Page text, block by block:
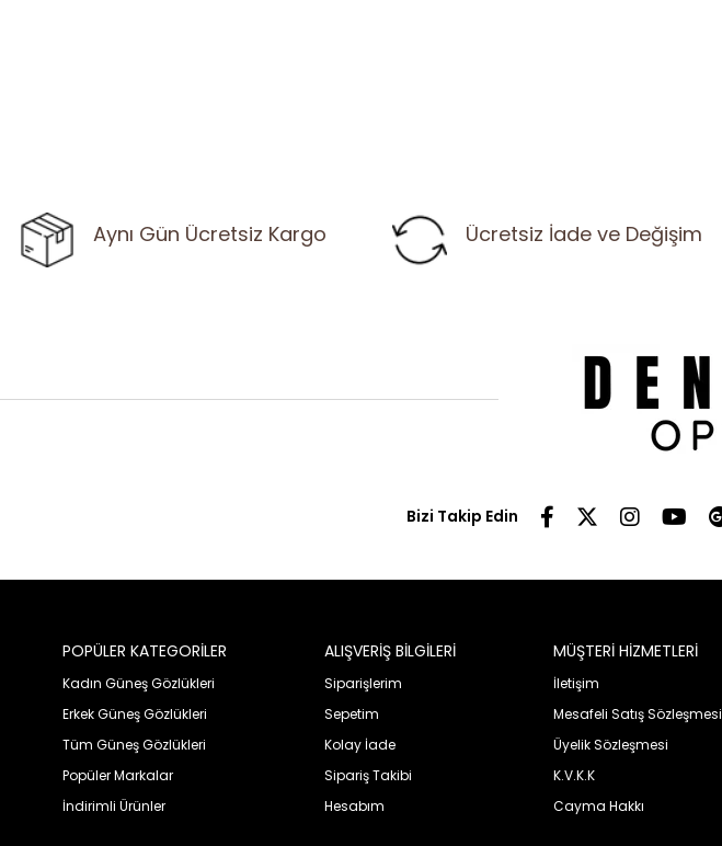
Aynı Gün Ücretsiz Kargo Ücretsiz İade ve Değişim
Bizi Takip Edin
POPÜLER KATEGORİLER
Kadın Güneş Gözlükleri
Erkek Güneş Gözlükleri
Tüm Güneş Gözlükleri
Popüler Markalar
İndirimli Ürünler
ALIŞVERİŞ BİLGİLERİ
Siparişlerim
Sepetim
Kolay İade
Sipariş Takibi
Hesabım
MÜŞTERİ HİZMETLERİ
İletişim
Mesafeli Satış Sözleşmesi
Üyelik Sözleşmesi
K.V.K.K
Cayma Hakkı